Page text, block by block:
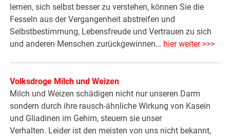
lernen, sich selbst besser zu verstehen, können Sie die
Fesseln aus der Vergangenheit abstreifen und
Selbstbestimmung, Lebensfreude und Vertrauen zu sich
und anderen Menschen zurückgewinnen… hier weiter >>>
Volksdroge Milch und Weizen
Milch und Weizen schädigen nicht nur unseren Darm
sondern durch ihre rausch-ähnliche Wirkung von Kasein
und Gliadinen im Gehirn, steuern sie unser
Verhalten. Leider ist den meisten von uns nicht bekannt,